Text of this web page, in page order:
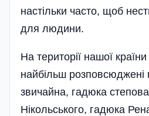
настільки часто, щоб
для людини.
На території нашої
найбільш
звичайна, гадюка
Нікольського, гадюка